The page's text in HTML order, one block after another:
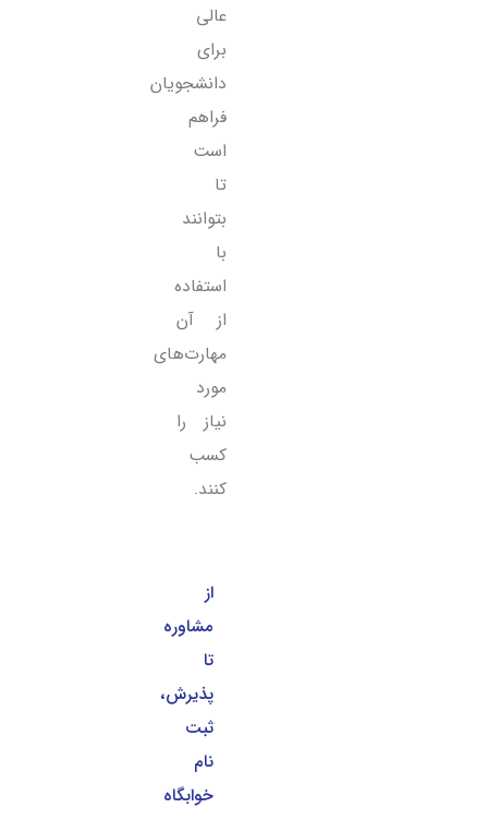
عالی
برای
دانشجویان
فراهم
است
تا
‌بتوانند
با
استفاده
از آن
مهارت‌های
مورد
نیاز را
کسب
کنند.
از
مشاوره
تا
پذیرش،
ثبت
نام
خوابگاه